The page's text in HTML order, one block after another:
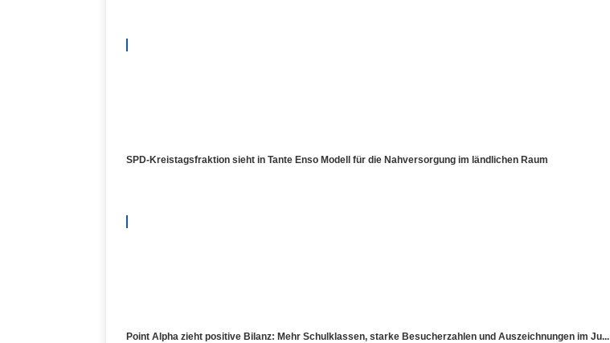
SPD-Kreistagsfraktion sieht in Tante Enso Modell für die Nahversorgung im ländlichen Raum
Point Alpha zieht positive Bilanz: Mehr Schulklassen, starke Besucherzahlen und Auszeichnungen im Ju...